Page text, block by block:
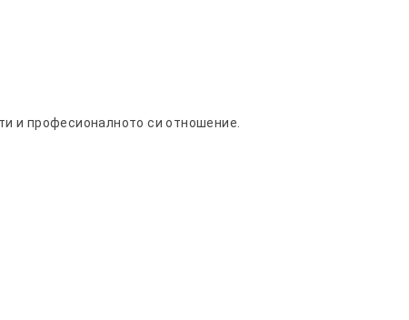
и професионалното си отношение.